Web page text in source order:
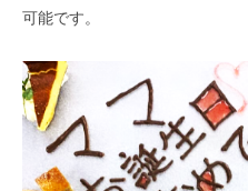
可能です。